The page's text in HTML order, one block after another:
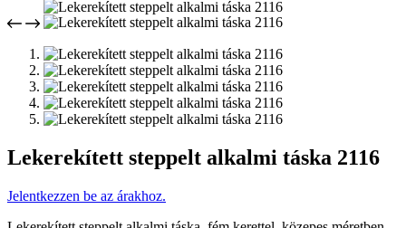
Lekerekített steppelt alkalmi táska 2116
Jelentkezzen be az árakhoz.